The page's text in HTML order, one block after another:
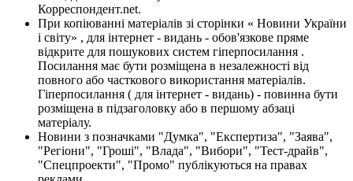
Корреспондент.net.
При копіюванні матеріалів зі сторінки « Новини України
і світу» , для інтернет - видань - обов'язкове пряме
відкрите для пошукових систем гіперпосилання .
Посилання має бути розміщена в незалежності від
повного або часткового використання матеріалів.
Гіперпосилання ( для інтернет - видань) - повинна бути
розміщена в підзаголовку або в першому абзаці
матеріалу.
Новини з позначками "Думка", "Експертиза", "Заява",
"Регіони", "Гроші", "Влада", "Вибори", "Тест-драйв",
"Спецпроекти", "Промо" публікуються на правах